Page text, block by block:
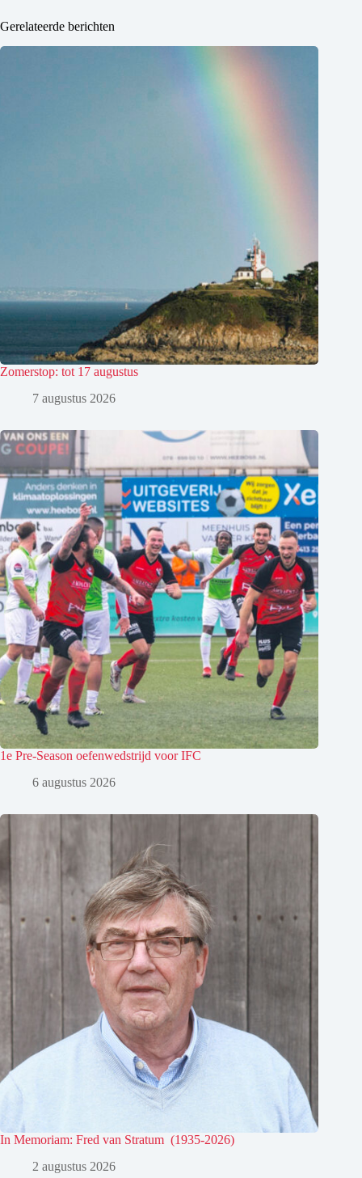
Gerelateerde berichten
Zomerstop: tot 17 augustus
7 augustus 2026
1e Pre-Season oefenwedstrijd voor IFC
6 augustus 2026
In Memoriam: Fred van Stratum (1935-2026)
2 augustus 2026